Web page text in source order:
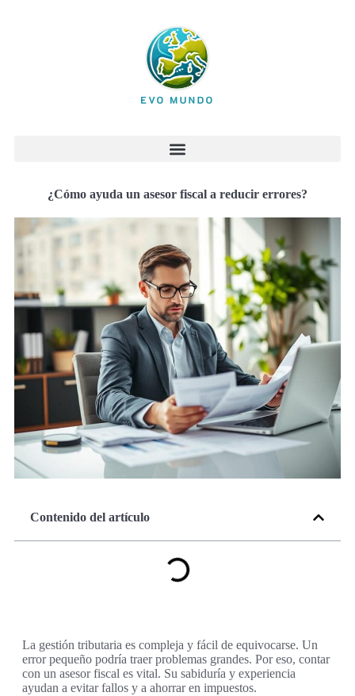
¿Cómo ayuda un asesor fiscal a reducir errores?
Contenido del artículo
La gestión tributaria es compleja y fácil de equivocarse. Un
error pequeño podría traer problemas grandes. Por eso, contar
con un asesor fiscal es vital. Su sabiduría y experiencia
ayudan a evitar fallos y a ahorrar en impuestos.